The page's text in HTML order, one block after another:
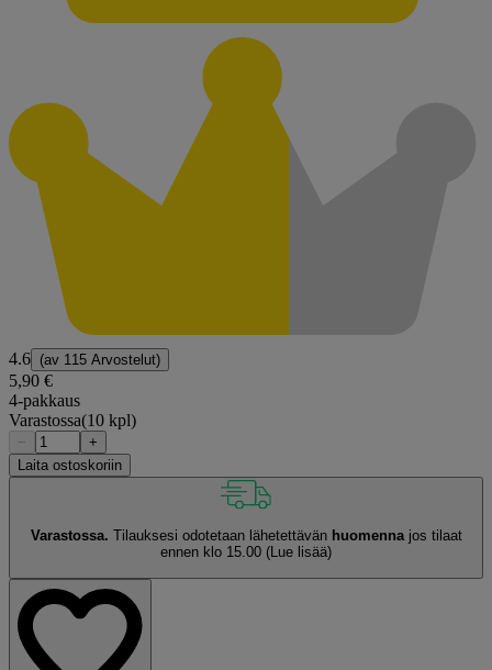
4.6 (av 115 Arvostelut)
5,90 €
4-pakkaus
Varastossa(10 kpl)
−
+
Laita ostoskoriin
Varastossa. Tilauksesi odotetaan lähetettävän huomennajos tilaat
ennen klo 15.00 (Lue lisää)